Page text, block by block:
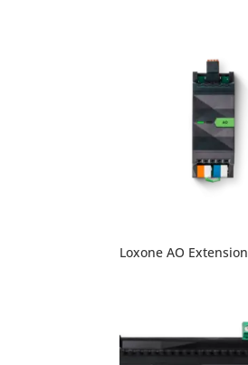
Loxone AO Extension